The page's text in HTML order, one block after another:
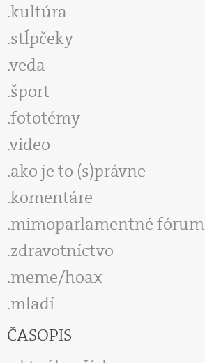
kultúra
stĺpčeky
veda
šport
fototémy
video
ako je to (s)právne
komentáre
mimoparlamentné fórum
zdravotníctvo
meme/hoax
mladí
ČASOPIS